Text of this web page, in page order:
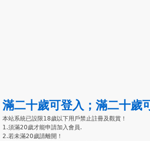
滿二十歲可登入 ； 滿二十歲
本站系統已設限18歲以下用戶禁止註冊及觀賞！
1.須滿20歲才能申請加入會員.
2.若未滿20歲請離開！